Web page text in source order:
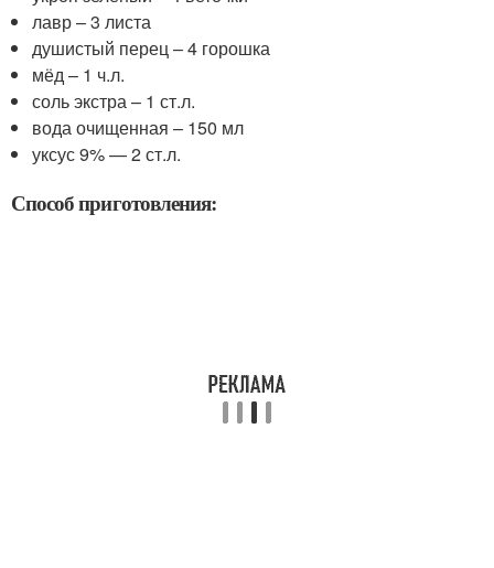
лавр – 3 листа
душистый перец – 4 горошка
мёд – 1 ч.л.
соль экстра – 1 ст.л.
вода очищенная – 150 мл
уксус 9% — 2 ст.л.
Способ приготовления: